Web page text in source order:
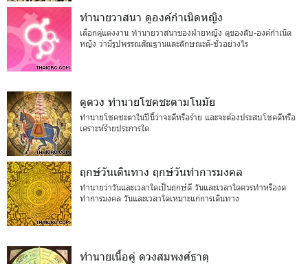
ทำนายวาสนา ดูองค์กำเนิดหญิง
เลือกคู่แต่งงาน ทำนายวาสนาของฝ่ายหญิง ดูของลับ-องค์กำเนิด
หญิง ว่ามีรูปพรรณสัณฐานและลักษณะดี-ชั่วอย่างไร
ดูดวง ทำนายโชคชะตามโนมัย
ทำนายโชคชะตาในปีนี้ว่าจะดีหรือร้าย และจะต้องประสบโชคดีหรือ
เคราะห์ร้ายประการใด
ฤกษ์วันเดินทาง ฤกษ์วันทำการมงคล
ทำนายว่าวันและเวลาใดเป็นฤกษ์ดี วันและเวลาใดควรทำหรืองด
ทำการมงคล วันและเวลาใดเหมาะแก่การเดินทาง
ทำนายเนื้อคู่ ดวงสมพงศ์ธาตุ